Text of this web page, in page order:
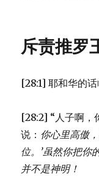
斥责推罗
[28:1] 耶和华的话
[28:2] “人子啊，
说： 你心里高傲
位。’虽然你把你
并不是神明！